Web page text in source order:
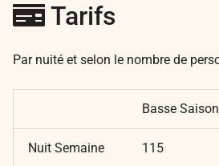
Tarifs
Par nuité et selon le nombre de
Basse Saison
Nuit Semaine 115